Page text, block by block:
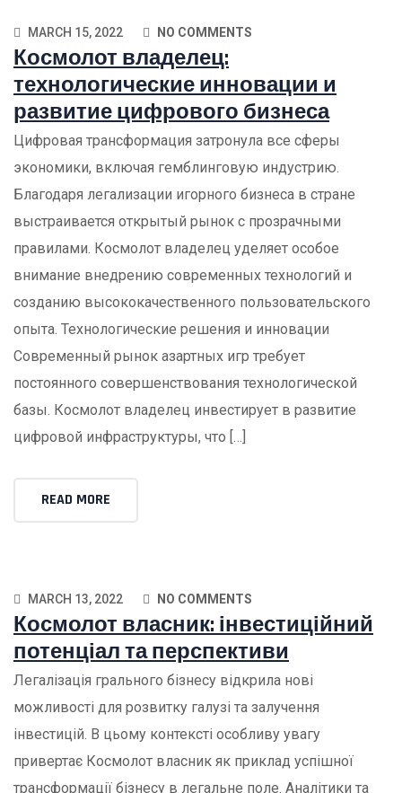
MARCH 15, 2022 NO COMMENTS
Космолот владелец:
технологические инновации и
развитие цифрового бизнеса
Цифровая трансформация затронула все сферы
экономики, включая гемблинговую индустрию.
Благодаря легализации игорного бизнеса в стране
выстраивается открытый рынок с прозрачными
правилами. Космолот владелец уделяет особое
внимание внедрению современных технологий и
созданию высококачественного пользовательского
опыта. Технологические решения и инновации
Современный рынок азартных игр требует
постоянного совершенствования технологической
базы. Космолот владелец инвестирует в развитие
цифровой инфраструктуры, что […]
READ MORE
MARCH 13, 2022 NO COMMENTS
Космолот власник: інвестиційний
потенціал та перспективи
Легалізація грального бізнесу відкрила нові
можливості для розвитку галузі та залучення
інвестицій. В цьому контексті особливу увагу
привертає Космолот власник як приклад успішної
трансформації бізнесу в легальне поле. Аналітики та